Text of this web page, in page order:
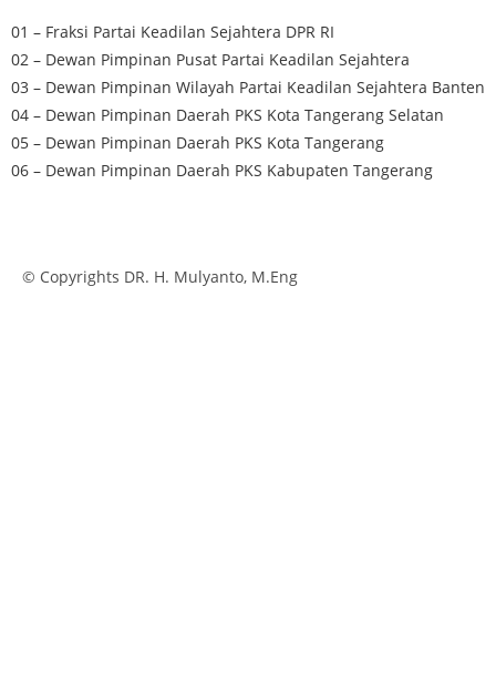
01 – Fraksi Partai Keadilan Sejahtera DPR RI
02 – Dewan Pimpinan Pusat Partai Keadilan Sejahtera
03 – Dewan Pimpinan Wilayah Partai Keadilan Sejahtera Banten
04 – Dewan Pimpinan Daerah PKS Kota Tangerang Selatan
05 – Dewan Pimpinan Daerah PKS Kota Tangerang
06 – Dewan Pimpinan Daerah PKS Kabupaten Tangerang
© Copyrights DR. H. Mulyanto, M.Eng